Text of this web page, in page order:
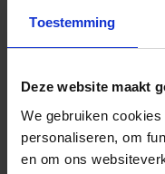
Toestemming
Deze website maakt
We gebruiken
personaliseren, om
en om ons